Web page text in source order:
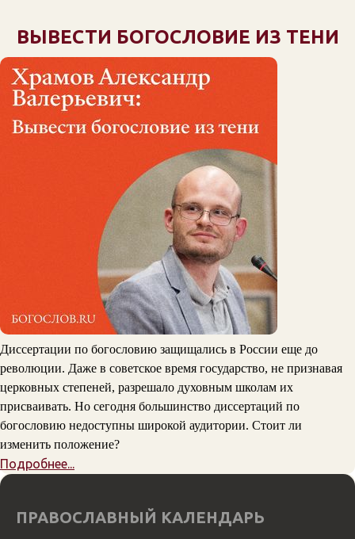
ВЫВЕСТИ БОГОСЛОВИЕ ИЗ ТЕНИ
Диссертации по богословию защищались в России еще до
революции. Даже в советское время государство, не признавая
церковных степеней, разрешало духовным школам их
присваивать. Но сегодня большинство диссертаций по
богословию недоступны широкой аудитории. Стоит ли
изменить положение?
Подробнее...
ПРАВОСЛАВНЫЙ КАЛЕНДАРЬ